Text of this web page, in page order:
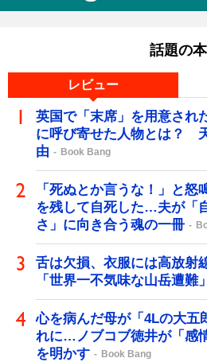
話題の本
レビュー
英国で「末席」を用意され
に呼び寄せた人物とは？
由
Book Bang
「死ぬとか言うな！」と
を残して自死した…夫が「
さ」に向き合う魂の一冊
舌は欠損、衣服には高放
「世界一不気味な山岳遭難
心を病んだ母が「4Lの大五
れに…ノブコブ徳井が「感
を明かす
Book Bang